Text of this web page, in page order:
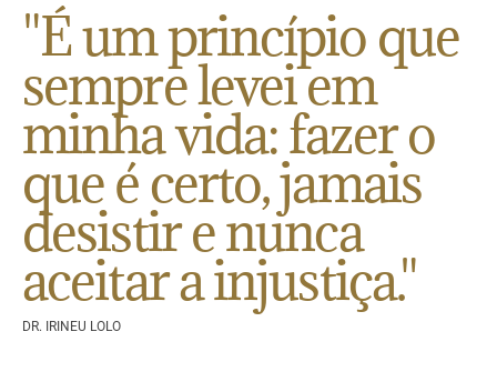
"É um princípio que
sempre levei em
minha vida: fazer o
que é certo, jamais
desistir e nunca
aceitar a injustiça."
DR. IRINEU LOLO